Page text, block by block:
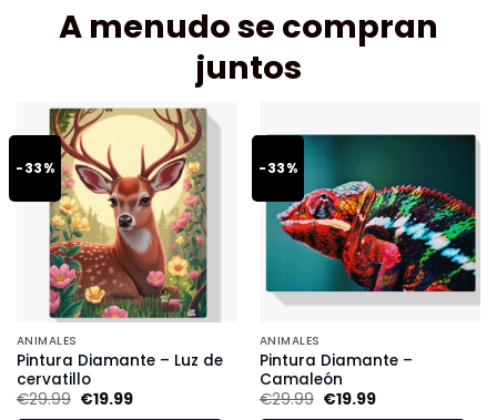
A menudo se compran
juntos
-33%
ANIMALES
Pintura Diamante – Luz de
cervatillo
€29.99 €19.99
-33%
ANIMALES
Pintura Diamante –
Camaleón
€29.99 €19.99